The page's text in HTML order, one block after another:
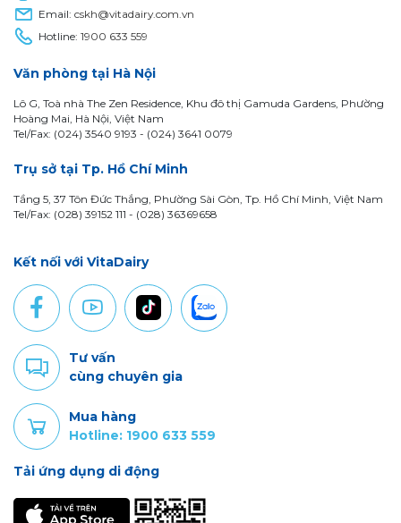
Email:cskh@vitadairy.com.vn
Hotline:1900 633 559
Văn phòng tại Hà Nội
Lô G, Toà nhà The Zen Residence, Khu đô thị Gamuda Gardens, Phường
Hoàng Mai, Hà Nội, Việt Nam
Tel/Fax: (024) 3540 9193 - (024) 3641 0079
Trụ sở tại Tp. Hồ Chí Minh
Tầng 5, 37 Tôn Đức Thắng, Phường Sài Gòn, Tp. Hồ Chí Minh, Việt Nam
Tel/Fax: (028) 39152 111 - (028) 36369658
Kết nối với VitaDairy
Tư vấn
cùng chuyên gia
Mua hàng
Hotline: 1900 633 559
Tải ứng dụng di động